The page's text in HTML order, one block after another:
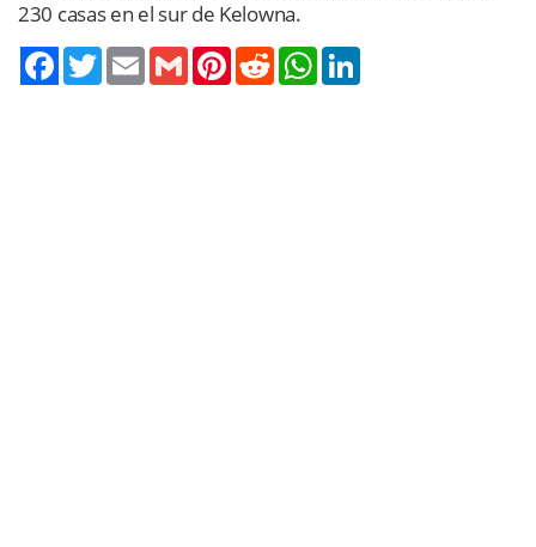
230 casas en el sur de Kelowna.
TwitterEmail Gmail PinterestReddit WhatsApp